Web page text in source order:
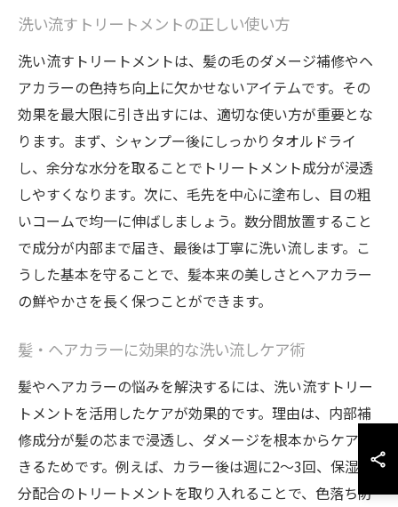
洗い流すトリートメントの正しい使い方
洗い流すトリートメントは、髪の毛のダメージ補修やヘ
アカラーの色持ち向上に欠かせないアイテムです。その
効果を最大限に引き出すには、適切な使い方が重要とな
ります。まず、シャンプー後にしっかりタオルドライ
し、余分な水分を取ることでトリートメント成分が浸透
しやすくなります。次に、毛先を中心に塗布し、目の粗
いコームで均一に伸ばしましょう。数分間放置すること
で成分が内部まで届き、最後は丁寧に洗い流します。こ
うした基本を守ることで、髪本来の美しさとヘアカラー
の鮮やかさを長く保つことができます。
髪・ヘアカラーに効果的な洗い流しケア術
髪やヘアカラーの悩みを解決するには、洗い流すトリー
トメントを活用したケアが効果的です。理由は、内部補
修成分が髪の芯まで浸透し、ダメージを根本からケアで
きるためです。例えば、カラー後は週に2～3回、保湿成
分配合のトリートメントを取り入れることで、色落ち防